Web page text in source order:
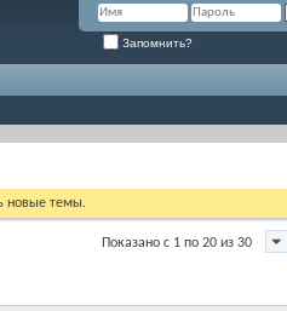
Запомнить?
новые темы.
Показано с 1 по 20 из 30